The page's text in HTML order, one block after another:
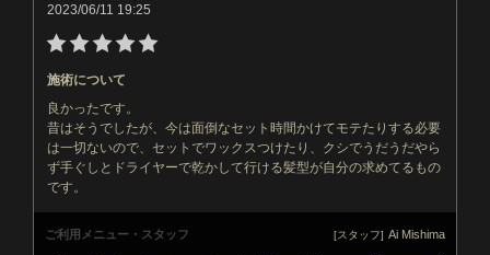
2023/06/11 19:25
施術について
良かったです。
昔はそうでしたが、今は面倒なセット時間かけてモテたりする必要
は一切ないので、セットでワックスつけたり、クシでうだうだやら
ず手ぐしとドライヤーで乾かして行ける髪型が自分の求めてるもの
です。
ご利用メニュー・スタッフ [スタッフ] Ai Mishima